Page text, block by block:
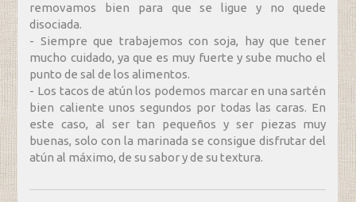
removamos bien para que se ligue y no quede
disociada.
- Siempre que trabajemos con soja, hay que tener
mucho cuidado, ya que es muy fuerte y sube mucho el
punto de sal de los alimentos.
- Los tacos de atún los podemos marcar en una sartén
bien caliente unos segundos por todas las caras. En
este caso, al ser tan pequeños y ser piezas muy
buenas, solo con la marinada se consigue disfrutar del
atún al máximo, de su sabor y de su textura.